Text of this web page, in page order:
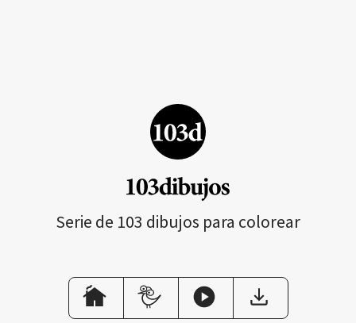
Serie de 103 dibujos para colorear